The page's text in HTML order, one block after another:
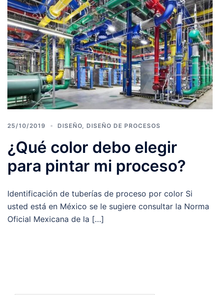
25/10/2019 DISEÑO DISEÑO DE PROCESOS
¿Qué color debo elegir
para pintar mi proceso?
Identificación de tuberías de proceso por color Si
usted está en México se le sugiere consultar la Norma
Oficial Mexicana de la […]